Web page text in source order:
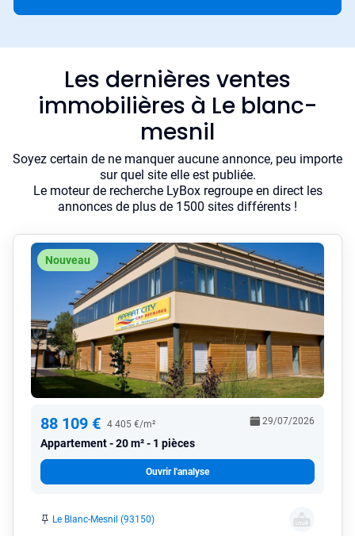
Les dernières ventes
immobilières à Le blanc-
mesnil
Soyez certain de ne manquer aucune annonce, peu importe
sur quel site elle est publiée.
Le moteur de recherche LyBox regroupe en direct les
annonces de plus de 1500 sites différents !
Nouveau
88 109 € 4 405 €/m²
Appartement 20 m² - 1 pièces
29/07/2026
Ouvrir l'analyse
Le Blanc-Mesnil (93150)